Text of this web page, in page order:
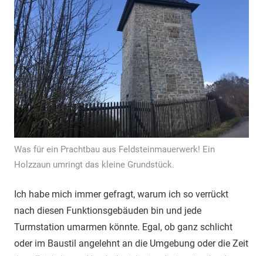
Was für ein Prachtbau aus Feldsteinmauerwerk! Ein
Holzzaun umringt das kleine Grundstück.
Ich habe mich immer gefragt, warum ich so verrückt
nach diesen Funktionsgebäuden bin und jede
Turmstation umarmen könnte. Egal, ob ganz schlicht
oder im Baustil angelehnt an die Umgebung oder die Zeit